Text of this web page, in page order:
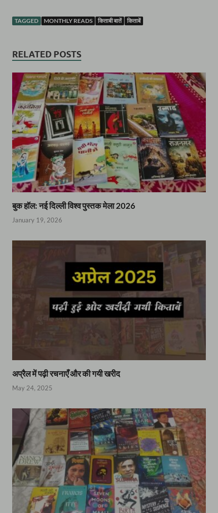
TAGGED MONTHLY READS किताबी बातें किताबें
RELATED POSTS
बुक हॉल: नई दिल्ली विश्व पुस्तक मेला 2026
January 19, 2026
अप्रैल में पढ़ी रचनाएँ और की गयी खरीद
May 24, 2025